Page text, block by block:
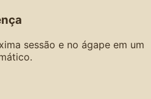
sessão e no ágape em um